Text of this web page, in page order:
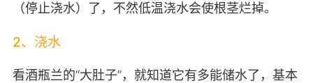
（停止浇水）了，不然低温浇水会使根茎烂掉。
2、浇水
看酒瓶兰的“大肚子”，就知道它有多能储水了，基本